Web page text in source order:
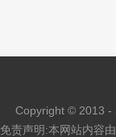
Copyright © 2013 -
免责声明:本网站内容